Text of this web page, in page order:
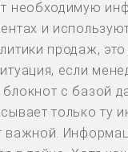
необходимую
и
продаж, это
если
с базой
только ту
важной.